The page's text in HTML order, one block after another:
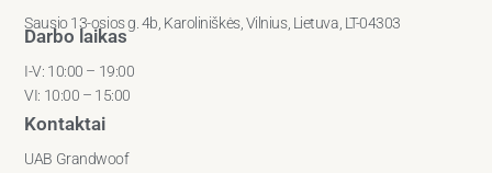
Sausio 13-osios g. 4b, Karoliniškės, Vilnius, Lietuva, LT-04303
Darbo laikas
I-V: 10:00 – 19:00
VI: 10:00 – 15:00
Kontaktai
UAB Grandwoof